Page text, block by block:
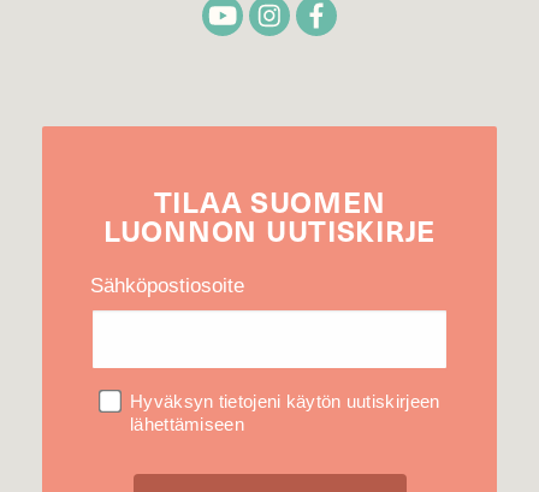
TILAA SUOMEN
LUONNON UUTIS­KIRJE
Sähköpostiosoite
Hyväksyn tietojeni käytön uutiskirjeen
lähettämiseen